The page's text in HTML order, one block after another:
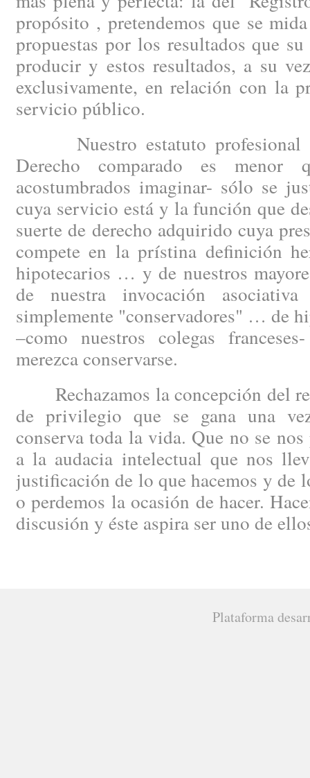
propósito , pretendemos que se
propuestas por los resultados que
producir y estos resultados, a su
exclusivamente, en relación con la
servicio público.
Nuestro estatuto profesional
Derecho comparado es menor
acostumbrados imaginar- sólo se
cuya servicio está y la función que
suerte de derecho adquirido cuya
compete en la prístina definición
hipotecarios … y de nuestros
de nuestra invocación
simplemente "conservadores" … de
–como nuestros colegas
merezca conservarse.
Rechazamos la concepción del
de privilegio que se gana una
conserva toda la vida. Que no se
a la audacia intelectual que nos
justificación de lo que hacemos y de
o perdemos la ocasión de hacer.
discusión y éste aspira ser uno de
Plataforma